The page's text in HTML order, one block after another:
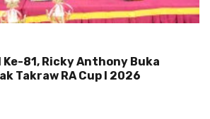
Ke-81, Ricky Anthony Buka
Takraw RA Cup I 2026